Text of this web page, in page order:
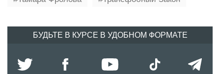
БУДЬТЕ В КУРСЕ В УДОБНОМ ФОРМАТЕ